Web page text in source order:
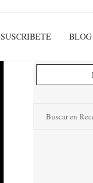
SUSCRIBETE BLOG